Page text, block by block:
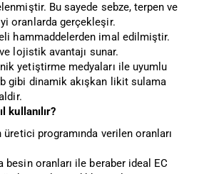
Bu sayede sebze, terpen ve
oranlarda gerçekleşir.
hammaddelerden imal edilmiştir.
lojistik avantajı sunar.
yetiştirme medyaları ile uyumlu
gibi dinamik akışkan likit sulama
kullanılır?
programında verilen oranları
besin oranları ile beraber ideal EC